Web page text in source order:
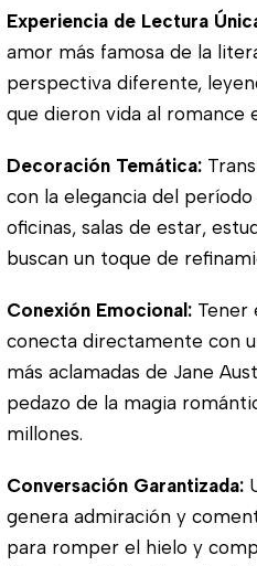
Experiencia de Lectura
amor más famosa de la
perspectiva diferente,
que dieron vida al romance
Decoración Temática:
con la elegancia del
oficinas, salas de estar,
buscan un toque de
Conexión Emocional: Tener
conecta directamente con
más aclamadas de Jane
pedazo de la magia
millones.
Conversación Garantizada:
genera admiración y
para romper el hielo y